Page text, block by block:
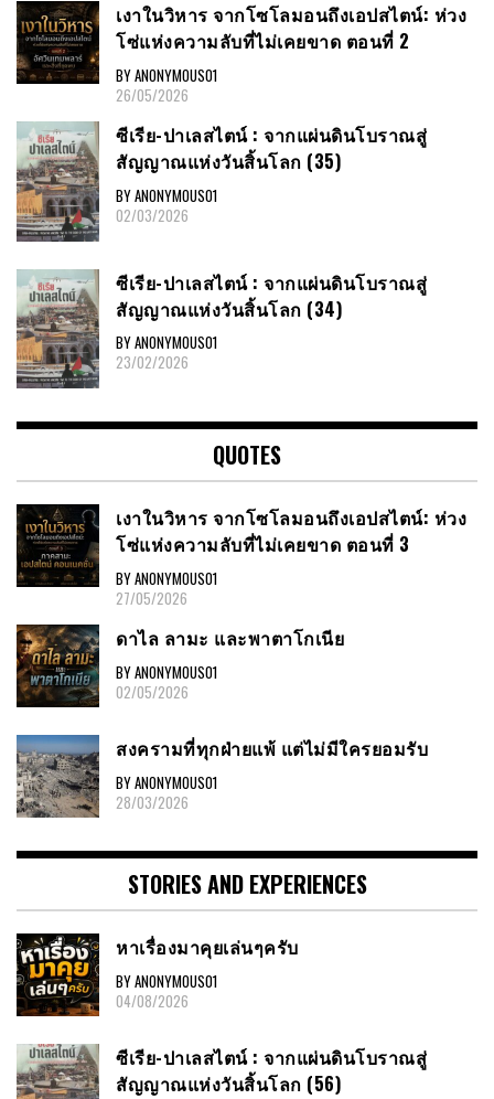
เงาในวิหาร จากโซโลมอนถึงเอปสไตน์: ห่วง
โซ่แห่งความลับที่ไม่เคยขาด ตอนที่ 2
BY ANONYMOUS01
26/05/2026
ซีเรีย​-ปาเลสไตน์​ : จากแผ่นดินโบราณสู่
สัญญาณ​แห่งวันสิ้นโลก​ (35)
BY ANONYMOUS01
02/03/2026
ซีเรีย​-ปาเลสไตน์​ : จากแผ่นดินโบราณสู่
สัญญาณ​แห่งวันสิ้นโลก​ (34)
BY ANONYMOUS01
23/02/2026
QUOTES
เงาในวิหาร จากโซโลมอนถึงเอปสไตน์: ห่วง
โซ่แห่งความลับที่ไม่เคยขาด ตอนที่ 3
BY ANONYMOUS01
27/05/2026
ดาไล ลามะ และพาตาโกเนีย
BY ANONYMOUS01
02/05/2026
สงครามที่ทุกฝ่ายแพ้ แต่ไม่มีใครยอมรับ
BY ANONYMOUS01
28/03/2026
STORIES AND EXPERIENCES
หาเรื่องมาคุยเล่นๆครับ
BY ANONYMOUS01
04/08/2026
ซีเรีย-ปาเลสไตน์ : จากแผ่นดินโบราณสู่
สัญญาณแห่งวันสิ้นโลก (56)